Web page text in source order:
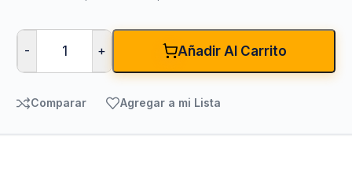
- + Añadir Al Carrito
Comparar Agregar a mi Lista